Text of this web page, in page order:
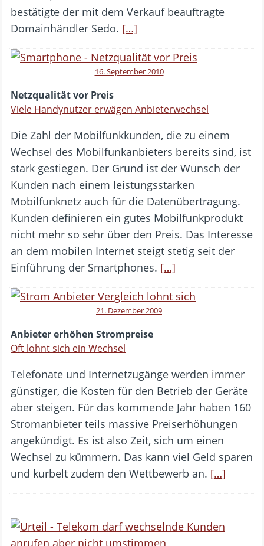
bestätigte der mit dem Verkauf beauftragte
Domainhändler Sedo. […]
16. September 2010
Netzqualität vor Preis
Viele Handynutzer erwägen Anbieterwechsel
Die Zahl der Mobilfunkkunden, die zu einem
Wechsel des Mobilfunkanbieters bereits sind, ist
stark gestiegen. Der Grund ist der Wunsch der
Kunden nach einem leistungsstarken
Mobilfunknetz auch für die Datenübertragung.
Kunden definieren ein gutes Mobilfunkprodukt
nicht mehr so sehr über den Preis. Das Interesse
an dem mobilen Internet steigt stetig seit der
Einführung der Smartphones. […]
21. Dezember 2009
Anbieter erhöhen Strompreise
Oft lohnt sich ein Wechsel
Telefonate und Internetzugänge werden immer
günstiger, die Kosten für den Betrieb der Geräte
aber steigen. Für das kommende Jahr haben 160
Stromanbieter teils massive Preiserhöhungen
angekündigt. Es ist also Zeit, sich um einen
Wechsel zu kümmern. Das kann viel Geld sparen
und kurbelt zudem den Wettbewerb an. […]